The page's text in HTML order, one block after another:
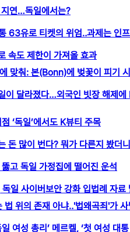
연…독일에서는?
63유로 티켓의 위엄‥과제는 인
속도 제한이 가져올 효과
맞춰: 본(Bonn)에 벚꽃이 피기
달라졌다…외국인 빗장 해제에
‘독일’에서도 K뷰티 주목
돈 많이 번다? 뭐가 다른지 봤더
독일 가정집에 떨어진 운석
일 사이버보안 강화 입법례 자료
위의 존재 아냐‥'법왜곡죄'가 사
여성 총리’ 메르켈, ‘첫 여성 대통